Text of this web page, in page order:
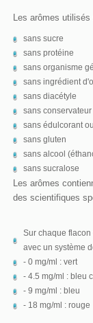
Les arômes utilisés
sans sucre
sans protéine
sans organisme
sans ingrédient
sans diacétyle
sans conservateur
sans édulcorant
sans gluten
sans alcool
sans sucralose
Les arômes
des scientifiques
Sur chaque
avec un système
- 0 mg/ml : vert
- 4.5 mg/ml : bleu
- 9 mg/ml : bleu
- 18 mg/ml : rouge